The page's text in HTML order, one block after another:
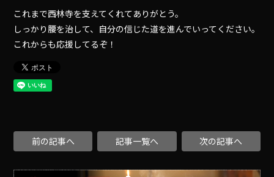
これまで西林寺を支えてくれてありがとう。
しっかり腰を治して、自分の信じた道を進んでいってください。
これからも応援してるぞ！
前の記事へ 記事一覧へ 次の記事へ